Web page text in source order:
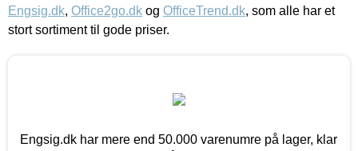
Engsig.dk, Office2go.dk og OfficeTrend.dk, som alle har et
stort sortiment til gode priser.
Engsig.dk har mere end 50.000 varenumre på lager, klar